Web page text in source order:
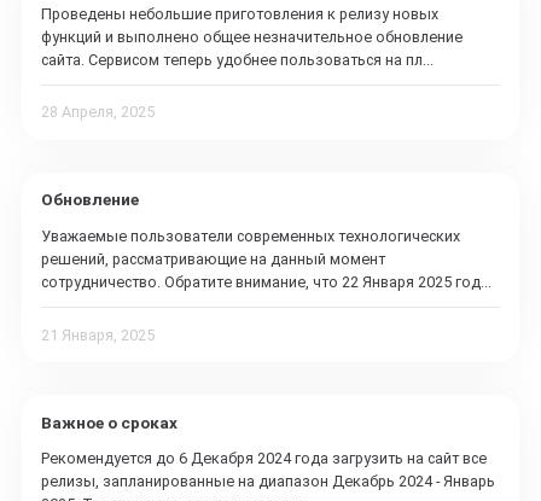
Проведены небольшие приготовления к релизу новых
функций и выполнено общее незначительное обновление
сайта. Сервисом теперь удобнее пользоваться на пл...
28 Апреля, 2025
Обновление
Уважаемые пользователи современных технологических
решений, рассматривающие на данный момент
сотрудничество. Обратите внимание, что 22 Января 2025 год...
21 Января, 2025
Важное о сроках
Рекомендуется до 6 Декабря 2024 года загрузить на сайт все
релизы, запланированные на диапазон Декабрь 2024 - Январь